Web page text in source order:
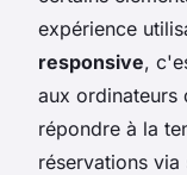
expérience
responsive,
aux ordinateurs
répondre à la
réservations via